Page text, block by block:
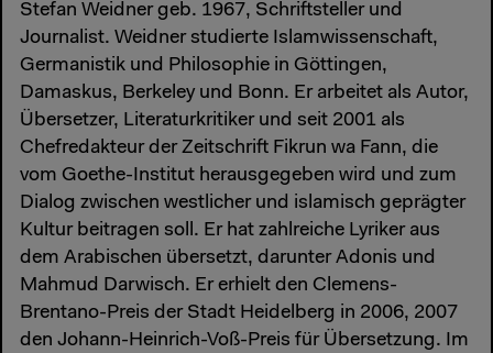
Stefan Weidner geb. 1967, Schriftsteller und
Journalist. Weidner studierte Islamwissenschaft,
Germanistik und Philosophie in Göttingen,
Damaskus, Berkeley und Bonn. Er arbeitet als Autor,
Übersetzer, Literaturkritiker und seit 2001 als
Chefredakteur der Zeitschrift Fikrun wa Fann, die
vom Goethe-Institut herausgegeben wird und zum
Dialog zwischen westlicher und islamisch geprägter
Kultur beitragen soll. Er hat zahlreiche Lyriker aus
dem Arabischen übersetzt, darunter Adonis und
Mahmud Darwisch. Er erhielt den Clemens-
Brentano-Preis der Stadt Heidelberg in 2006, 2007
den Johann-Heinrich-Voß-Preis für Übersetzung. Im